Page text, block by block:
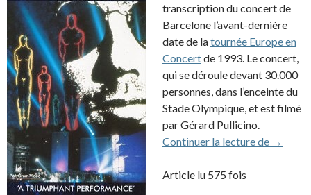
transcription du concert de
Barcelone l’avant-dernière
date de latournée Europe en
Concertde 1993. Le concert,
qui se déroule devant 30.000
personnes, dans l’enceinte du
Stade Olympique, et est filmé
par Gérard Pullicino.
Continuer la lecture de VHS:
→
Article lu 575 fois